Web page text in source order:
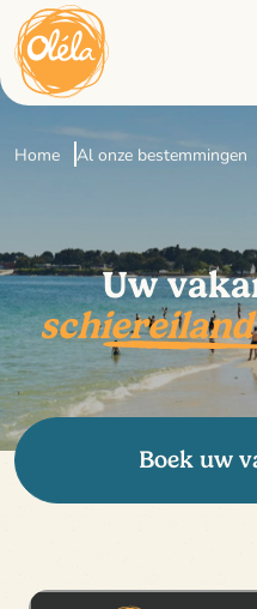
Home Al onze bestemmingen
Uw
Boek uw